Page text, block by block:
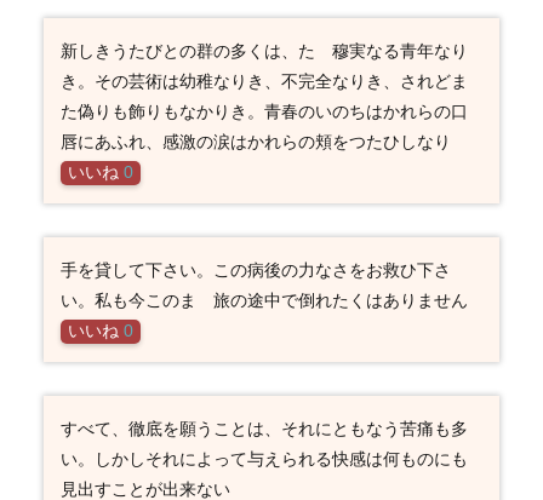
新しきうたびとの群の多くは、たゞ穆実なる青年なり
き。その芸術は幼稚なりき、不完全なりき、されどま
た偽りも飾りもなかりき。青春のいのちはかれらの口
唇にあふれ、感激の涙はかれらの頬をつたひしなり
いいね 0
手を貸して下さい。この病後の力なさをお救ひ下さ
い。私も今このまゝ旅の途中で倒れたくはありません
いいね 0
すべて、徹底を願うことは、それにともなう苦痛も多
い。しかしそれによって与えられる快感は何ものにも
見出すことが出来ない